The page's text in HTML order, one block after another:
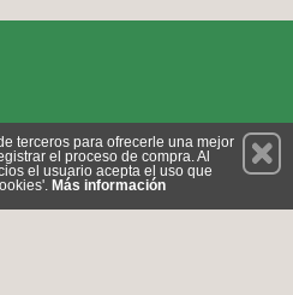
Suscríbete
terceros para ofrecerle una mejor
el proceso de compra. Al
el usuario acepta el uso que
Más información